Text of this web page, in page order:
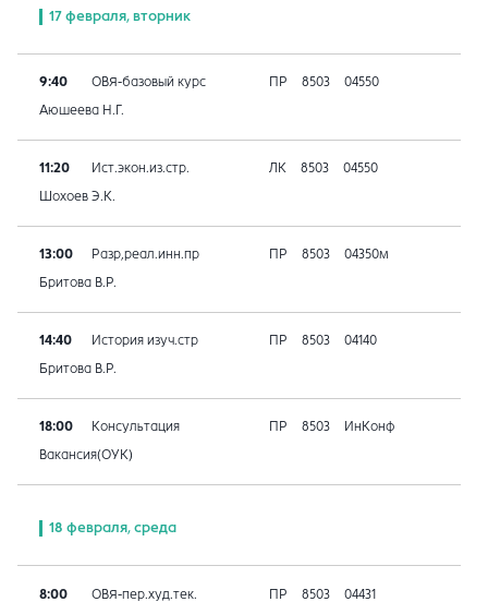
17 февраля, вторник
9:40 ОВЯ-базовый курс ПР 8503 04550
Аюшеева Н.Г.
11:20 Ист.экон.из.стр. ЛК 8503 04550
Шохоев Э.К.
13:00 Разр,реал.инн.пр ПР 8503 04350м
Бритова В.Р.
14:40 История изуч.стр ПР 8503 04140
Бритова В.Р.
18:00 Консультация ПР 8503 ИнКонф
Вакансия(ОУК)
18 февраля, среда
8:00 ОВЯ-пер.худ.тек. ПР 8503 04431